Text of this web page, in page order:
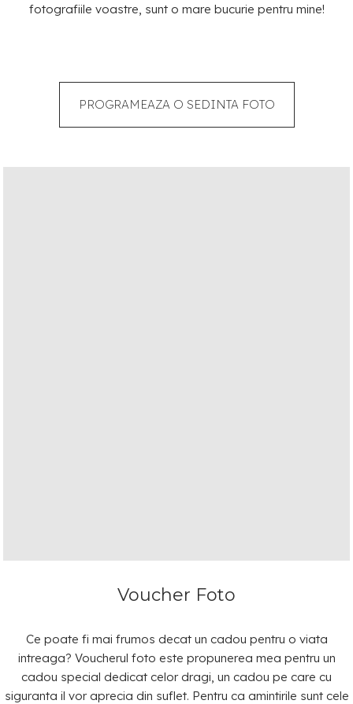
fotografiile voastre, sunt o mare bucurie pentru mine!
PROGRAMEAZA O SEDINTA FOTO
Voucher Foto
Ce poate fi mai frumos decat un cadou pentru o viata
intreaga? Voucherul foto este propunerea mea pentru un
cadou special dedicat celor dragi, un cadou pe care cu
siguranta il vor aprecia din suflet. Pentru ca amintirile sunt cele